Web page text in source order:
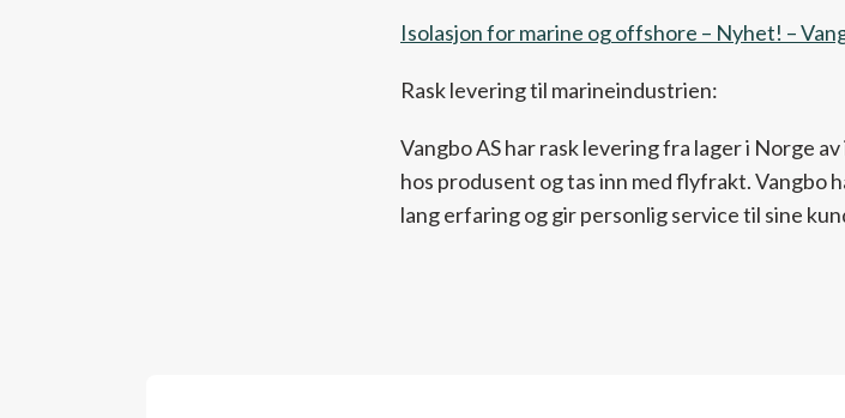
Isolasjon for marine og offshore – Nyhet! –
Rask levering til marineindustrien:
Vangbo AS har rask levering fra lager i Norge
hos produsent og tas inn med flyfrakt. Vangbo
lang erfaring og gir personlig service til sine